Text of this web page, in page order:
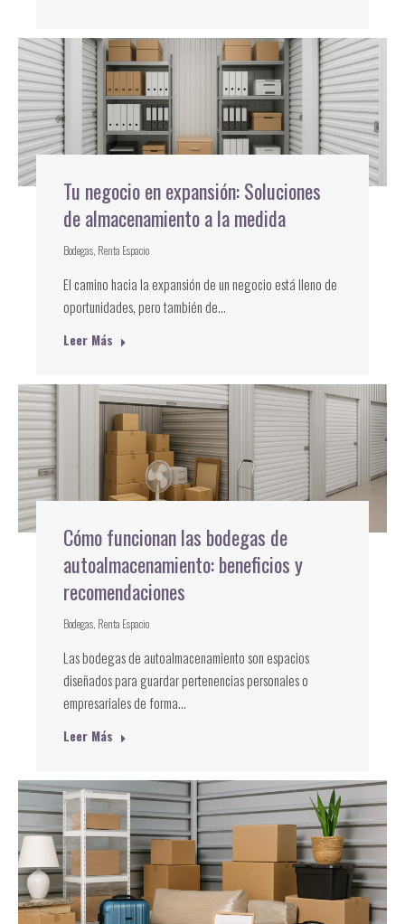
Tu negocio en expansión: Soluciones
de almacenamiento a la medida
Bodegas Renta Espacio
El camino hacia la expansión de un negocio está lleno de
oportunidades, pero también de…
Leer Más
Cómo funcionan las bodegas de
autoalmacenamiento: beneficios y
recomendaciones
Bodegas Renta Espacio
Las bodegas de autoalmacenamiento son espacios
diseñados para guardar pertenencias personales o
empresariales de forma…
Leer Más